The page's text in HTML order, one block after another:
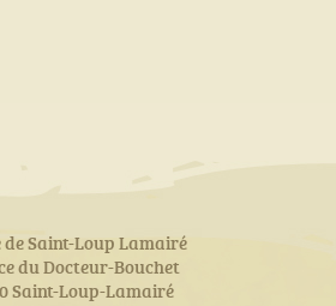
Saint-Loup Lamairé
du Docteur-Bouchet
Saint-Loup-Lamairé